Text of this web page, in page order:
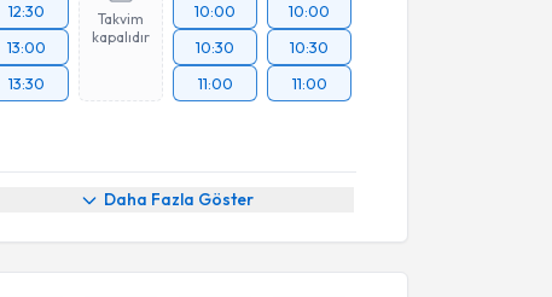
12:30
13:00
13:30
Takvim
kapalıdır
10:00
10:30
11:00
10:00
10:30
11:00
Daha Fazla Göster